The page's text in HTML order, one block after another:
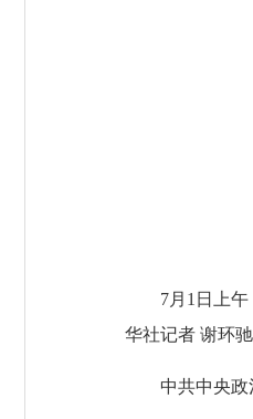
7月1日上
华社记者 谢环
中共中央